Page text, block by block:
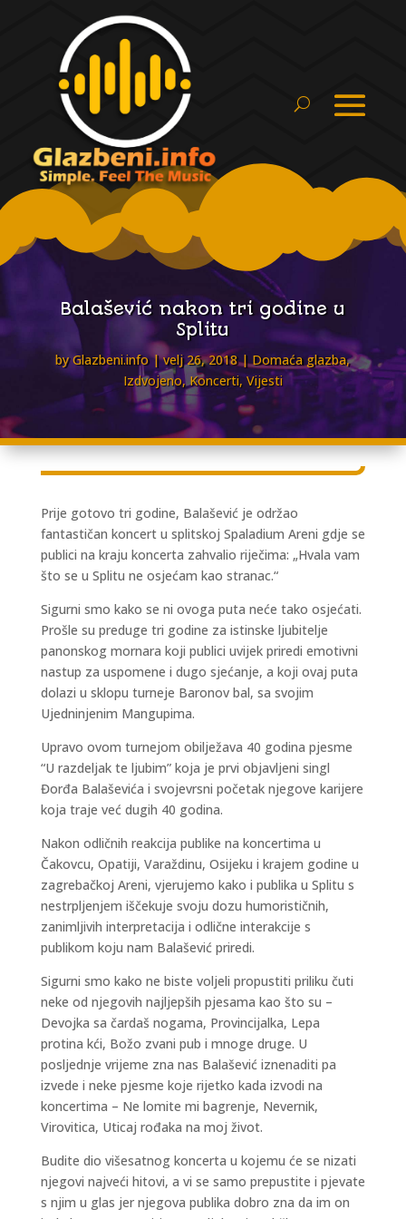
Balašević nakon tri godine u
Splitu
byGlazbeni.info velj 26, 2018 Domaća glazba,
Izdvojeno,Koncerti,Vijesti
Prije gotovo tri godine, Balašević je održao
fantastičan koncert u splitskoj Spaladium Areni gdje se
publici na kraju koncerta zahvalio riječima: „Hvala vam
što se u Splitu ne osjećam kao stranac.“
Sigurni smo kako se ni ovoga puta neće tako osjećati.
Prošle su preduge tri godine za istinske ljubitelje
panonskog mornara koji publici uvijek priredi emotivni
nastup za uspomene i dugo sjećanje, a koji ovaj puta
dolazi u sklopu turneje Baronov bal, sa svojim
Ujedninjenim Mangupima.
Upravo ovom turnejom obilježava 40 godina pjesme
“U razdeljak te ljubim” koja je prvi objavljeni singl
Đorđa Balaševića i svojevrsni početak njegove karijere
koja traje već dugih 40 godina.
Nakon odličnih reakcija publike na koncertima u
Čakovcu, Opatiji, Varaždinu, Osijeku i krajem godine u
zagrebačkoj Areni, vjerujemo kako i publika u Splitu s
nestrpljenjem iščekuje svoju dozu humorističnih,
zanimljivih interpretacija i odlične interakcije s
publikom koju nam Balašević priredi.
Sigurni smo kako ne biste voljeli propustiti priliku čuti
neke od njegovih najljepših pjesama kao što su –
Devojka sa čardaš nogama, Provincijalka, Lepa
protina kći, Božo zvani pub i mnoge druge. U
posljednje vrijeme zna nas Balašević iznenaditi pa
izvede i neke pjesme koje rijetko kada izvodi na
koncertima – Ne lomite mi bagrenje, Nevernik,
Virovitica, Uticaj rođaka na moj život.
Budite dio višesatnog koncerta u kojemu će se nizati
njegovi najveći hitovi, a vi se samo prepustite i pjevate
s njim u glas jer njegova publika dobro zna da im on